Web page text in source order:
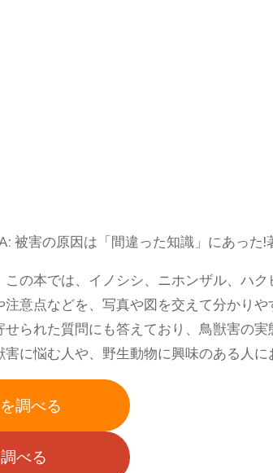
被害の原因は「間違った知識」にあった!
の本では、イノシシ、ニホンザル、ハ
意点などを、写真や図を交えて分かり
られた質問にも答えており、鳥獣害の
に悩む人や、野生動物に興味のある人
調べる
べる